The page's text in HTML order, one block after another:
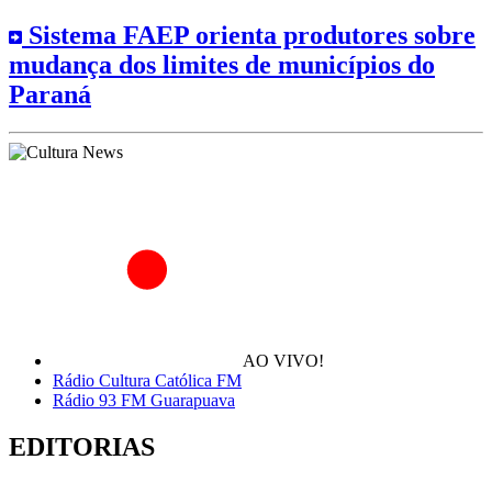
Sistema FAEP orienta produtores sobre
mudança dos limites de municípios do
Paraná
AO VIVO!
Rádio Cultura Católica FM
Rádio 93 FM Guarapuava
EDITORIAS